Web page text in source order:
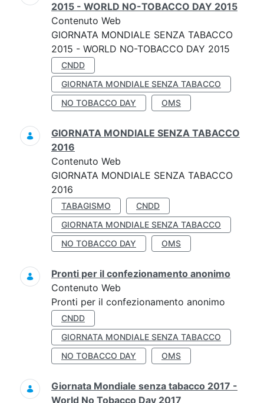
2015 - WORLD NO-TOBACCO DAY 2015
Contenuto Web
GIORNATA MONDIALE SENZA TABACCO
2015 - WORLD NO-TOBACCO DAY 2015
CNDD
GIORNATA MONDIALE SENZA TABACCO
NO TOBACCO DAY
OMS
GIORNATA MONDIALE SENZA TABACCO
2016
Contenuto Web
GIORNATA MONDIALE SENZA TABACCO
2016
TABAGISMO
CNDD
GIORNATA MONDIALE SENZA TABACCO
NO TOBACCO DAY
OMS
Pronti per il confezionamento anonimo
Contenuto Web
Pronti per il confezionamento anonimo
CNDD
GIORNATA MONDIALE SENZA TABACCO
NO TOBACCO DAY
OMS
Giornata Mondiale senza tabacco 2017 -
World No Tobacco Day 2017